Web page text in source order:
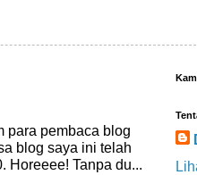
para pembaca blog
blog saya ini telah
Horeeee! Tanpa du...